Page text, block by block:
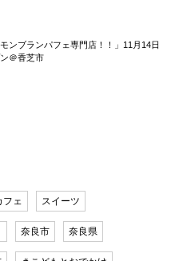
ンブランパフェ専門店！！」11月14日
＠香芝市
フェ スイーツ
奈良市 奈良県